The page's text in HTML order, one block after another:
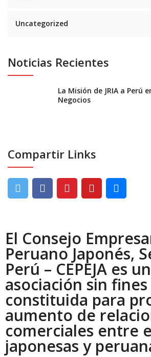
Uncategorized
Noticias Recientes
La Misión de JRIA a Perú
Negocios
Compartir Links
El Consejo
Peruano Japonés,
Perú – CEPEJA es
asociación sin
constituida para
aumento de
comerciales entre
japonesas y